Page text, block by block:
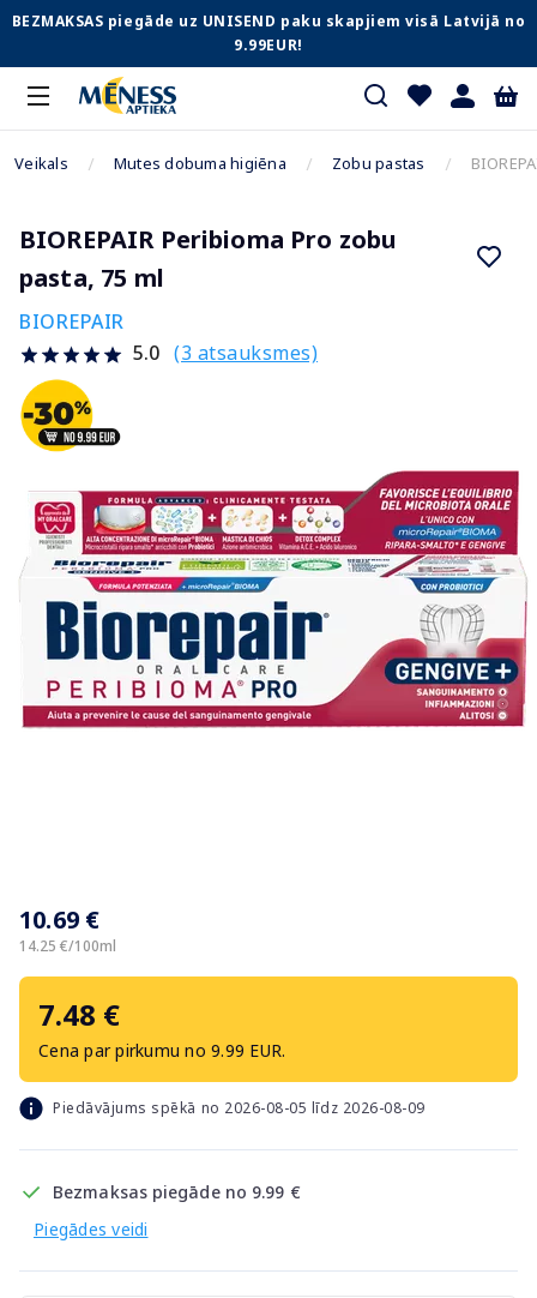
BEZMAKSAS piegāde uz UNISEND paku skapjiem visā Latvijā no
9.99EUR!
Veikals Mutes dobuma higiēna Zobu pastas
BIOREPAIR Peribioma Pro zobu
pasta, 75 ml
BIOREPAIR
5.0 (3 atsauksmes)
10.69 €
14.25 €/100ml
7.48 €
Cena par pirkumu no 9.99 EUR.
Piedāvājums spēkā no 2026-08-05 līdz 2026-08-09
Bezmaksas piegāde no 9.99 €
Piegādes veidi